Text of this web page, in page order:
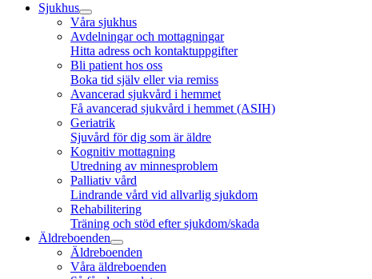
Sjukhus
Våra sjukhus
Avdelningar och mottagningar
Hitta adress och kontaktuppgifter
Bli patient hos oss
Boka tid själv eller via remiss
Avancerad sjukvård i hemmet
Få avancerad sjukvård i hemmet (ASIH)
Geriatrik
Sjuvård för dig som är äldre
Kognitiv mottagning
Utredning av minnesproblem
Palliativ vård
Lindrande vård vid allvarlig sjukdom
Rehabilitering
Träning och stöd efter sjukdom/skada
Äldreboenden
Äldreboenden
Våra äldreboenden